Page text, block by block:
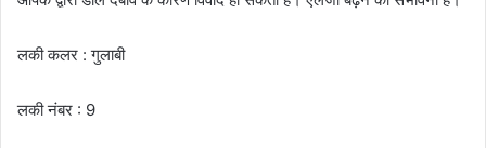
लकी कलर : गुलाबी
लकी नंबर : 9